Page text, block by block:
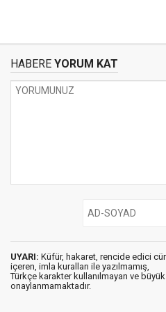
HABERE YORUM KAT
UYARI: Küfür, hakaret, rencide edici
içeren, imla kuralları ile yazılmamış,
Türkçe karakter kullanılmayan ve
onaylanmamaktadır.